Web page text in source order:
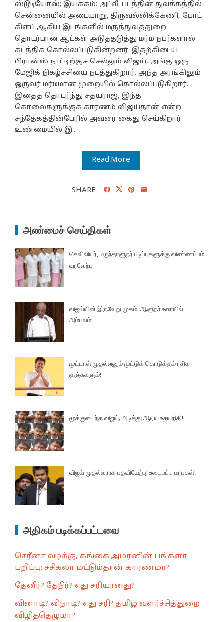
ஸ்டூடியோஸ்; இயக்கம்: அட்லீ. படத்தின் துவக்கத்தில்
சென்னையில் அடையாறு, திருவல்லிக்கேணி, போட்
கிளப் ஆகிய இடங்களில் மருத்துவத்துறை
தொடர்பான ஆட்கள் அடுத்தடுத்து மர்ம நபர்களால்
கடத்திக் கொல்லப்படுகின்றனர். இதற்கிடைய
பிரான்ஸ் நாட்டிற்குச் செல்லும் விஜய், அங்கு ஒரு
மேஜிக் நிகழ்ச்சியை நடத்துகிறார். அந்த அரங்கிலும்
ஒருவர் மர்மமான முறையில் கொல்லப்படுகிறார்.
இதைத் தொடர்ந்து சத்யராஜ், இந்த
கொலைகளுக்குக் காரணம் விஜய்தான் என்ற
சந்தேகத்தின்பேரில் அவரை கைது செய்கிறார்.
உண்மையில் இ...
Read More
SHARE
அண்மைச் செய்திகள்
செவிலியர், மருந்தாளுநர் படிப்புகளுக்கு விண்ணப்பம்
வரவேற்பு
விஜய்யின் இருவேறு முகம்; ஆளுநர் உரையில்
அம்பலம்!
முட்டாள் முதல்வனும் முட்டுக் கொடுக்கும் ரசிக
குஞ்சுகளும்!
மூக்குடைந்த விஜய்; அடித்து ஆடிய உதயநிதி!
விஜய் முதல்வராக பதவியேற்பு; உடைபட்ட மரபுகள்!
அதிகம் படிக்கப்பட்டவை
செரீனா வழக்கு, கங்கை அமரனின் பங்களா
பறிப்பு; சசிகலா மட்டும்தான் காரணமா?
தேனீர்? தேநீர்? எது சரியானது?
வினாடி? விநாடி? எது சரி? தமிழ் வளர்ச்சித்துறை
விழித்தெழுமா?